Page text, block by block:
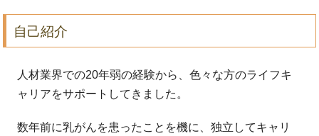
自己紹介
人材業界での20年弱の経験から、色々な方のライフキ
ャリアをサポートしてきました。
数年前に乳がんを患ったことを機に、独立してキャリ